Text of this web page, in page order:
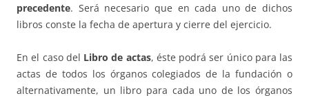
precedente. Será necesario que en cada uno de dichos
libros conste la fecha de apertura y cierre del ejercicio.
En el caso del Libro de actas, éste podrá ser único para las
actas de todos los órganos colegiados de la fundación o
alternativamente, un libro para cada uno de los órganos